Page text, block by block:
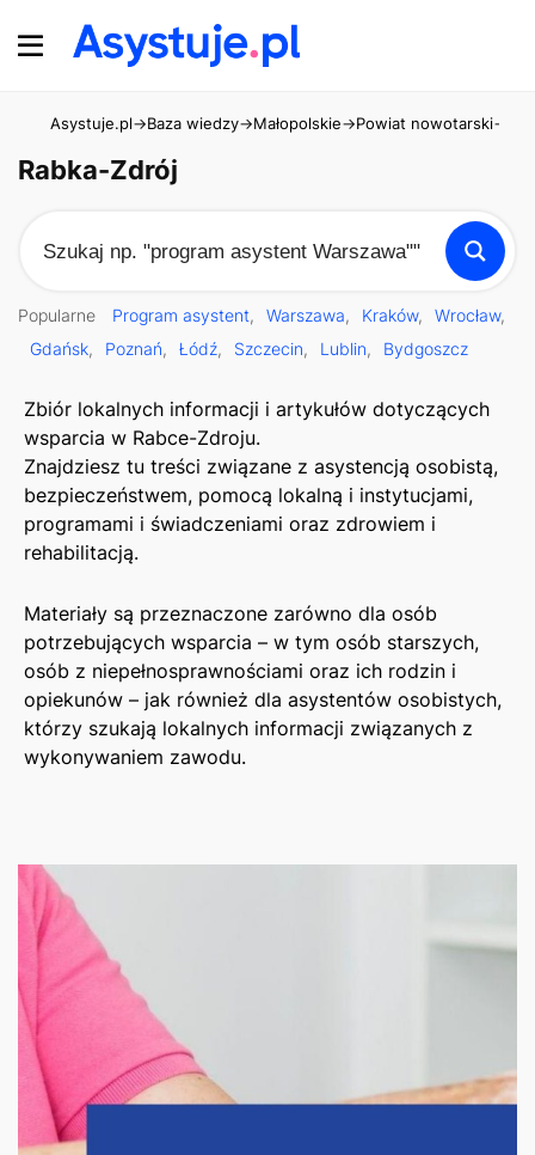
Asystuje.pl→Baza wiedzy→Małopolskie→Powiat nowotarski→
Rabka-Zdrój
Popularne Program asystent Warszawa Kraków
Wrocław
Gdańsk
Poznań Łódź Szczecin Lublin Bydgoszcz
Zbiór lokalnych informacji i artykułów dotyczących
wsparcia w Rabce-Zdroju.
Znajdziesz tu treści związane z asystencją osobistą,
bezpieczeństwem, pomocą lokalną i instytucjami,
programami i świadczeniami oraz zdrowiem i
rehabilitacją.
Materiały są przeznaczone zarówno dla osób
potrzebujących wsparcia – w tym osób starszych,
osób z niepełnosprawnościami oraz ich rodzin i
opiekunów – jak również dla asystentów osobistych,
którzy szukają lokalnych informacji związanych z
wykonywaniem zawodu.